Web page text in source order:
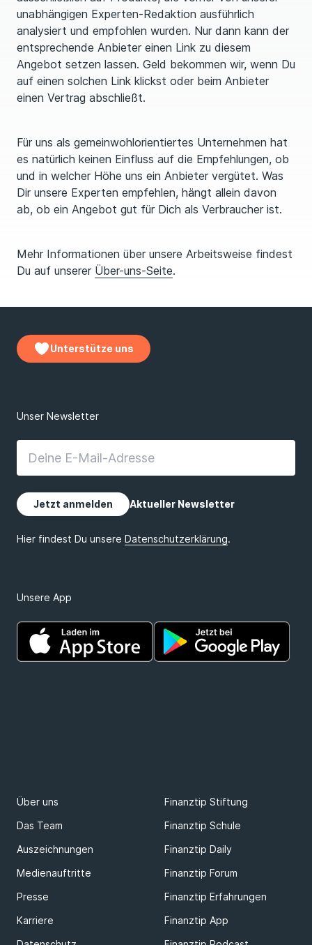
unabhängigen Experten-Redaktion ausführlich
analysiert und empfohlen wurden. Nur dann kann der
entsprechende Anbieter einen Link zu diesem
Angebot setzen lassen. Geld bekommen wir, wenn Du
auf einen solchen Link klickst oder beim Anbieter
einen Vertrag abschließt.
Für uns als gemeinwohlorientiertes Unternehmen hat
es natürlich keinen Einfluss auf die Empfehlungen, ob
und in welcher Höhe uns ein Anbieter vergütet. Was
Dir unsere Experten empfehlen, hängt allein davon
ab, ob ein Angebot gut für Dich als Verbraucher ist.
Mehr Informationen über unsere Arbeitsweise findest
Du auf unserer Über-uns-Seite.
Unterstütze uns
Unsere App
Über uns
Finanztip Stiftung
Das Team
Finanztip Schule
Auszeichnungen
Finanztip Daily
Medienauftritte
Finanztip Forum
Presse
Finanztip Erfahrungen
Karriere
Finanztip App